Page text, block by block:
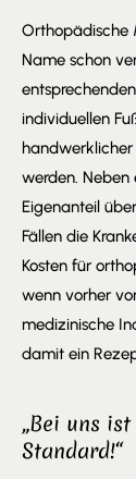
Orthopädische
Name schon
individuellen
werden. Neben
Eigenanteil
Fällen die
Kosten für
wenn vorher
medizinische
damit ein
„Bei uns
Standard!“